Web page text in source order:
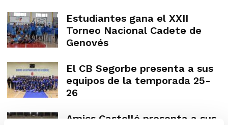
Estudiantes gana el XXII
Torneo Nacional Cadete de
Genovés
El CB Segorbe presenta a sus
equipos de la temporada 25-
26
Amics Castelló presenta a sus